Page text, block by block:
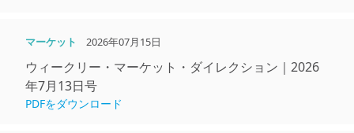
マーケット 2026年07月15日
ウィークリー・マーケット・ダイレクション｜2026
年7月13日号
PDFをダウンロード